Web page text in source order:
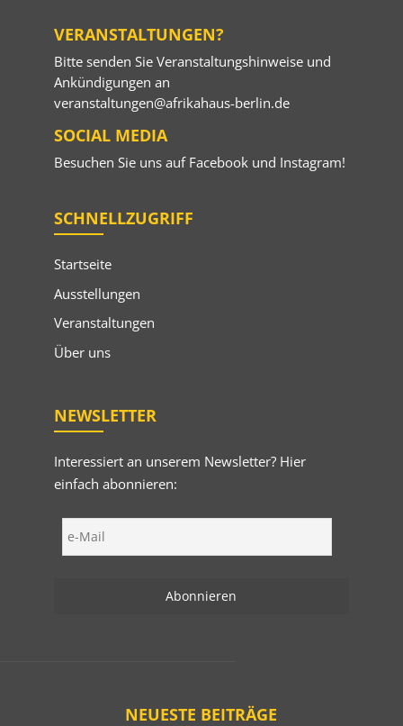
VERANSTALTUNGEN?
Bitte senden Sie Veranstaltungshinweise und
Ankündigungen an
veranstaltungen@afrikahaus-berlin.de
SOCIAL MEDIA
Besuchen Sie uns auf Facebookund Instagram!
SCHNELLZUGRIFF
Startseite
Ausstellungen
Veranstaltungen
Über uns
NEWSLETTER
Interessiert an unserem Newsletter? Hier
einfach abonnieren:
NEUESTE BEITRÄGE